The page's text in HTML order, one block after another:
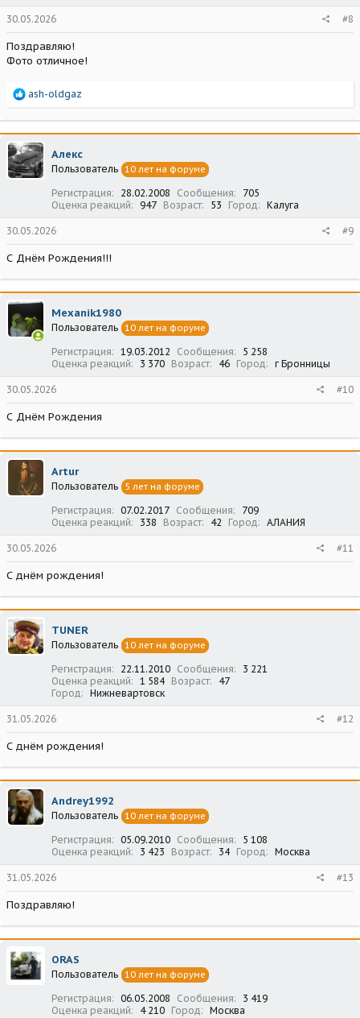
30.05.2026 #8
Поздравляю!
Фото отличное!
Р
а
к
ц
и
и
ash-oldgaz
Алекс
Пользователь 10 лет на форуме
Регистрация 28.02.2008 Сообщения
705
Оценка реакций
947 Возраст 53 Город Калуга
30.05.2026 #9
С Днём Рождения!!!
Mexanik1980
Пользователь 10 лет на форуме
Регистрация 19.03.2012 Сообщения
5 258
Оценка реакций
3 370 Возраст 46 Город г Бронницы
30.05.2026 #10
С Днём Рождения
Artur
Пользователь 5 лет на форуме
Регистрация 07.02.2017 Сообщения
709
Оценка реакций
338 Возраст 42 Город АЛАНИЯ
30.05.2026 #11
С днём рождения!
TUNER
Пользователь 10 лет на форуме
Регистрация 22.11.2010 Сообщения
3 221
Оценка реакций
1 584 Возраст
47
Город
Нижневартовск
31.05.2026 #12
С днём рождения!
Andrey1992
Пользователь 10 лет на форуме
Регистрация 05.09.2010 Сообщения
5 108
Оценка реакций
3 423 Возраст 34 Город Москва
31.05.2026 #13
Поздравляю!
ORAS
Пользователь 10 лет на форуме
Регистрация 06.05.2008 Сообщения
3 419
Оценка реакций
4 210 Город Москва